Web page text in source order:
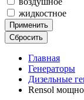
жидкостное
Применить
Сбросить
Главная
Генераторы
Дизельные
Rensol